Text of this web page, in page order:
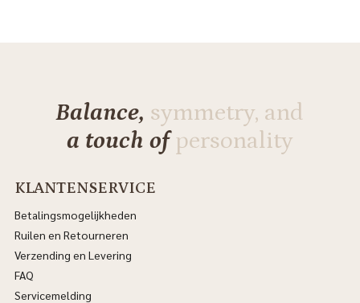
Balance, symmetry, and
a touch ofpersonality
KLANTENSERVICE
Betalingsmogelijkheden
Ruilen en Retourneren
Verzending en Levering
FAQ
Servicemelding